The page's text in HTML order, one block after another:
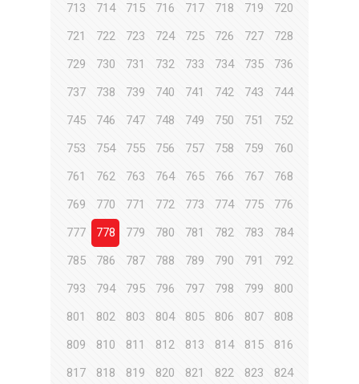
713
714 715 716 717 718 719
720
721
722 723 724 725 726 727
728
729
730 731 732 733 734 735
736
737
738 739 740 741 742 743
744
745
746 747 748 749 750 751
752
753
754 755 756 757 758 759
760
761
762 763 764 765 766 767
768
769
770 771 772 773 774 775
776
777
778 779 780 781 782 783
784
785
786 787 788 789 790 791
792
793
794 795 796 797 798 799
800
801
802 803 804 805 806 807
808
809
810 811 812 813 814 815
816
817
818 819 820 821 822 823
824